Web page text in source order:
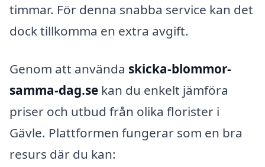
timmar. För denna snabba service kan det
dock tillkomma en extra avgift.
Genom att använda skicka-blommor-
samma-dag.se kan du enkelt jämföra
priser och utbud från olika florister i
Gävle. Plattformen fungerar som en bra
resurs där du kan: